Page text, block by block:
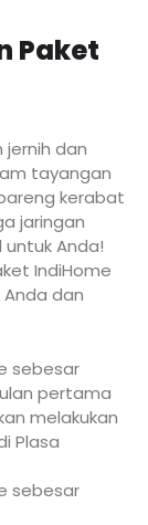
Paket
dan
tayangan
kerabat
jaringan
Anda!
IndiHome
dan
sebesar
pertama
melakukan
Plasa
sebesar